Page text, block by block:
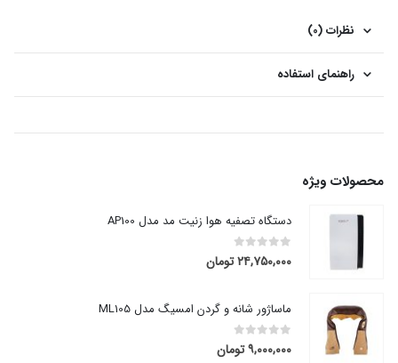
نظرات (0)
راهنمای استفاده
محصولات ویژه
دستگاه تصفیه هوا زنیت مد مدل AP100
۲۴,۷۵۰,۰۰۰تومان
ماساژور شانه و گردن امسیگ مدل ML105
۹,۰۰۰,۰۰۰تومان